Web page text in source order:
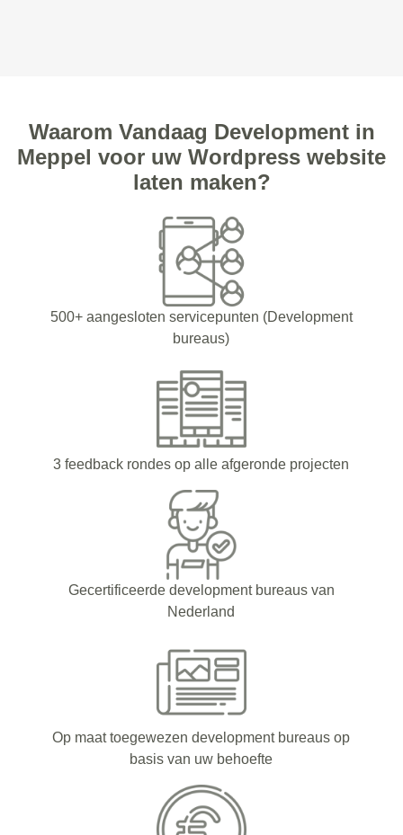
Waarom Vandaag Development in
Meppel voor uw Wordpress website
laten maken?
500+ aangesloten servicepunten (Development
bureaus)
3 feedback rondes op alle afgeronde projecten
Gecertificeerde development bureaus van
Nederland
Op maat toegewezen development bureaus op
basis van uw behoefte